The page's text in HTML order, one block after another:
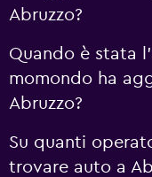
Abruzzo?
Quando è stata
momondo ha
Abruzzo?
Su quanti
trovare auto a